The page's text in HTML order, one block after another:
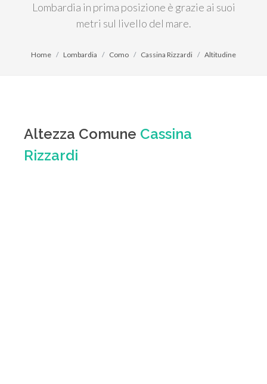
Lombardia in prima posizione è grazie ai suoi
metri sul livello del mare.
Home Lombardia Como Cassina Rizzardi Altitudine
Altezza Comune Cassina
Rizzardi